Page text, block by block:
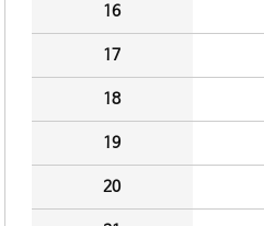
16
17
18
19
20